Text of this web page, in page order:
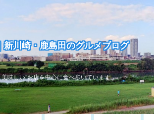
新川崎・鹿島田のグルメブログ
美味しい”お店を中心に食べ歩いています